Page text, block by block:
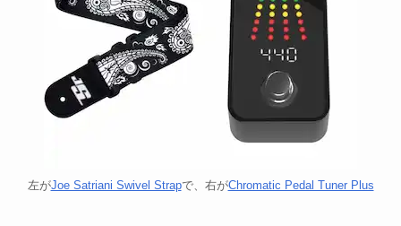
左がJoe Satriani Swivel Strapで、右がChromatic Pedal Tuner Plus